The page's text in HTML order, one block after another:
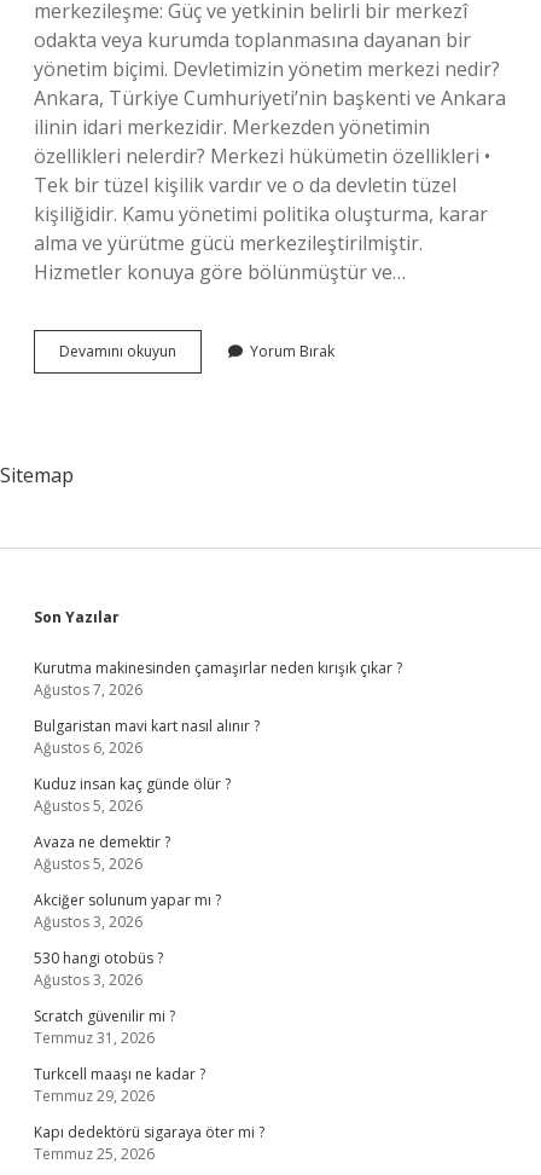
merkezileşme: Güç ve yetkinin belirli bir merkezî
odakta veya kurumda toplanmasına dayanan bir
yönetim biçimi. Devletimizin yönetim merkezi nedir?
Ankara, Türkiye Cumhuriyeti’nin başkenti ve Ankara
ilinin idari merkezidir. Merkezden yönetimin
özellikleri nelerdir? Merkezi hükümetin özellikleri •
Tek bir tüzel kişilik vardır ve o da devletin tüzel
kişiliğidir. Kamu yönetimi politika oluşturma, karar
alma ve yürütme gücü merkezileştirilmiştir.
Hizmetler konuya göre bölünmüştür ve…
Devamını okuyun
Yönetim
Yorum Bırak
Sitemap
Sidebar
Son Yazılar
Kurutma makinesinden çamaşırlar neden kırışık çıkar ?
Ağustos 7, 2026
Bulgaristan mavi kart nasıl alınır ?
Ağustos 6, 2026
Kuduz insan kaç günde ölür ?
Ağustos 5, 2026
Avaza ne demektir ?
Ağustos 5, 2026
Akciğer solunum yapar mı ?
Ağustos 3, 2026
530 hangi otobüs ?
Ağustos 3, 2026
Scratch güvenilir mi ?
Temmuz 31, 2026
Turkcell maaşı ne kadar ?
Temmuz 29, 2026
Kapı dedektörü sigaraya öter mi ?
Temmuz 25, 2026